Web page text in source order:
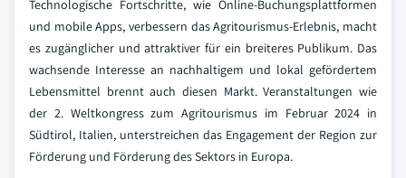
Technologische Fortschritte, wie Online-Buchungsplattformen
und mobile Apps, verbessern das Agritourismus-Erlebnis, macht
es zugänglicher und attraktiver für ein breiteres Publikum. Das
wachsende Interesse an nachhaltigem und lokal gefördertem
Lebensmittel brennt auch diesen Markt. Veranstaltungen wie
der 2. Weltkongress zum Agritourismus im Februar 2024 in
Südtirol, Italien, unterstreichen das Engagement der Region zur
Förderung und Förderung des Sektors in Europa.